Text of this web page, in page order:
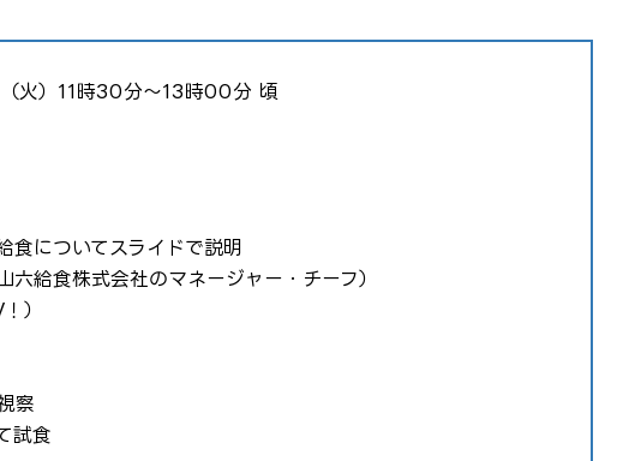
火）11時30分〜13時00分 頃
食についてスライドで説明
六給食株式会社のマネージャー・チーフ）
）
察
試食